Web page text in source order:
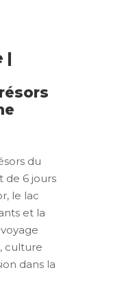
|
du
de 6 jours
le lac
et la
culture
dans la